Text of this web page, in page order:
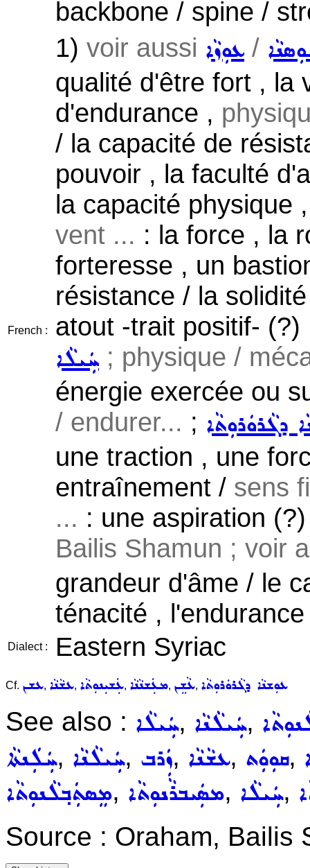
backbone / spine /
French :
1) voir aussi ܥܘܼܙܵܐ /
qualité d'être fort , la
d'endurance ,
/ la capacité de
pouvoir , la faculté
la capacité physique
vent ... : la force , la
forteresse , un
résistance / la
atout -trait positif-
ܚܲܝܠܵܐ ; physique /
énergie exercée ou
/ endurer... ; ܕܓܵܪܘܿܪܘܼܬܵܐ
une traction , une
entraînement / sens
... : une aspiration
Bailis Shamun ; voir
grandeur d'âme / le
ténacité ,
Dialect : Eastern Syriac
Cf. ܥܫܢ, ܥܫܵܢܵܐ, ܥܲܫܝܼܢܘܼܬܵܐ, ܡܥܲܫܢܵܢܵܐ, ܥܵܫܸܢ, ܥܘܼܫܢܵܐ ܕܓܵܪܘܿܪܘܼܬܵܐ
See also : ܚܲܝܠܵܐ, ܚܲܝܠܵܢܵܐ,
ܚܲܠܲܢܬܵܐ, ܚܲܝܠܵܢܵܐ, ܙܲܪܒ, ܥܫܵܢܵܐ, ܩܘܼܘܲܬ,
ܡܸܣܬܲܒ݂ܠܵܢܘܼܬܵܐ, ܡܣܲܝܒܪܵܢܘܼܬܵܐ, ܚܲܝܠܵܐ,
Source : Oraham, Bailis